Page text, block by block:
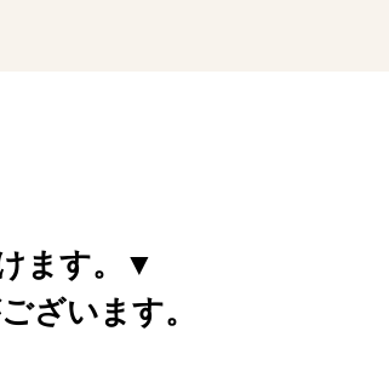
ます。▼
ざいます。